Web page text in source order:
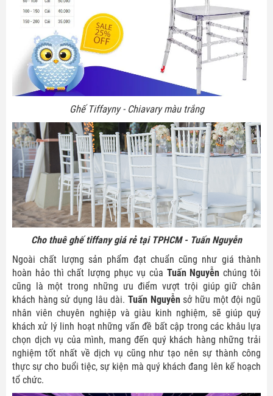
Ghế Tiffayny - Chiavary màu trắng
Cho thuê ghế tiffany giá rẻ tại TPHCM - Tuấn Nguyễn
Ngoài chất lượng sản phẩm đạt chuẩn cũng như giá thành
hoàn hảo thì chất lượng phục vụ của Tuấn Nguyễn chúng tôi
cũng là một trong những ưu điểm vượt trội giúp giữ chân
khách hàng sử dụng lâu dài. Tuấn Nguyễn sở hữu một đội ngũ
nhân viên chuyên nghiệp và giàu kinh nghiệm, sẽ giúp quý
khách xử lý linh hoạt những vấn đề bất cập trong các khâu lựa
chọn dịch vụ của mình, mang đến quý khách hàng những trải
nghiệm tốt nhất về dịch vụ cũng như tạo nên sự thành công
thực sự cho buổi tiệc, sự kiện mà quý khách đang lên kế hoạch
tổ chức.